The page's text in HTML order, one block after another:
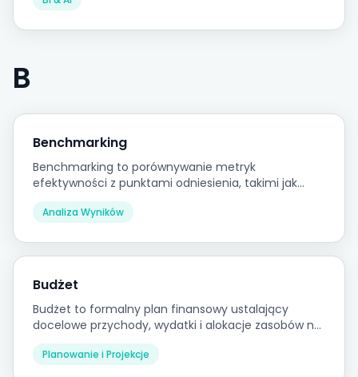
B
Benchmarking
Benchmarking to porównywanie metryk
efektywności z punktami odniesienia, takimi jak
wyniki historyczne, średnie branżowe lub organizacje
porównywalne, w celu oceny względnej
Analiza Wyników
Budżet
Budżet to formalny plan finansowy ustalający
docelowe przychody, wydatki i alokacje zasobów na
dany okres, służący jako główny punkt odniesienia
przy ocenie wyników.
Planowanie i Projekcje